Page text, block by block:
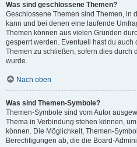
Was sind geschlossene Themen?
Geschlossene Themen sind Themen, in
kann und bei denen eine laufende
Themen können aus vielen Gründen
gesperrt werden. Eventuell hast du
Themen zu schließen, sofern dies durch
wurde.
Nach oben
Was sind Themen-Symbole?
Themen-Symbole sind vom Autor
Thema in Verbindung stehen können,
können. Die Möglichkeit, Themen-
Berechtigungen ab, die die Board-